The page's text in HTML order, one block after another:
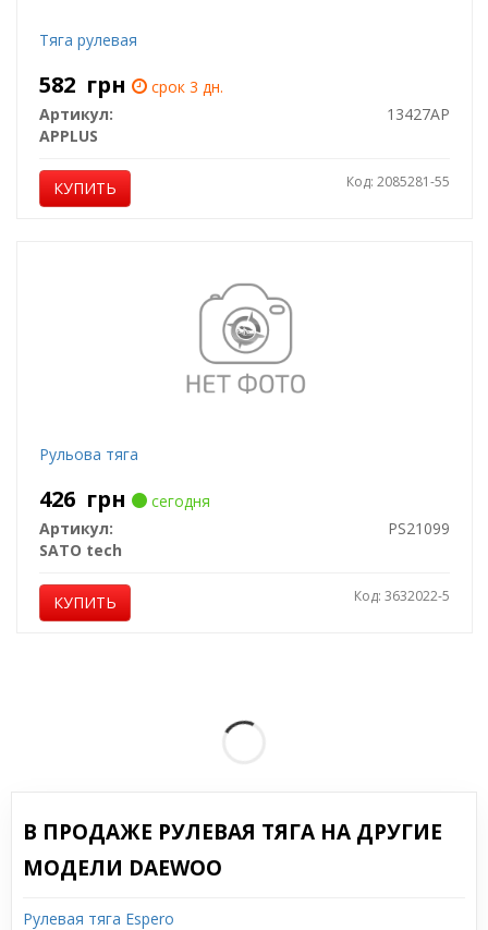
Тяга рулевая
582 грн
срок 3 дн.
Артикул:
13427AP
APPLUS
КУПИТЬ Код: 2085281-55
Рульова тяга
426 грн
сегодня
Артикул:
PS21099
SATO tech
КУПИТЬ Код: 3632022-5
В ПРОДАЖЕ РУЛЕВАЯ ТЯГА НА ДРУГИЕ
МОДЕЛИ DAEWOO
Рулевая тяга Espero